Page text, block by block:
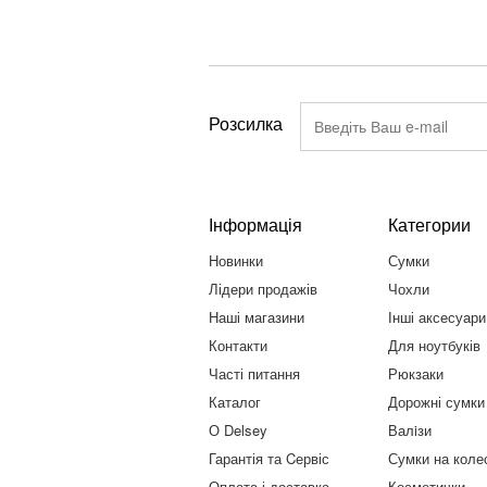
Розсилка
Інформація
Новинки
Лідери продажів
Наші магазини
Контакти
Часті питання
Каталог
О Delsey
Гарантія та Cервіс
Категории
Сумки
Чохли
Інші аксесуари
Для ноутбуків
Рюкзаки
Дорожні сумки
Валiзи
Сумки на